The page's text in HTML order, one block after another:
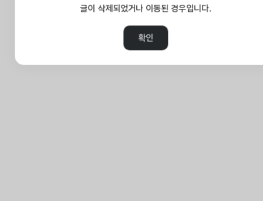
글이 삭제되었거나 이동된 경우입니다.
확인